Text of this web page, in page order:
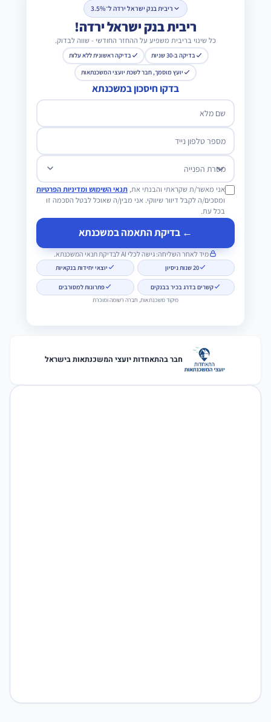
ריבית בנק ישראל ירדה ל־3.5%
ריבית בנק ישראל ירדה!
כל שינוי בריבית משפיע על ההחזר החודשי - שווה לבדוק.
בדיקה ב-30 שניות
בדיקה ראשונית ללא עלות
יועץ מוסמך, חבר לשכת יועצי המשכנתאות
בדקו חיסכון במשכנתא
שם מלא
מספר טלפון נייד
מטרת הפנייה
אני מאשר/ת שקראתי והבנתי את, תנאי השימוש ומדיניות הפרטיות
ומסכים/ה לקבל דיוור שיווקי. אני מבין/ה שאוכל לבטל הסכמה זו
בכל עת.
← בדיקת התאמה במשכנתא
מיד לאחר השליחה: גישה לכלי AI לבדיקת תנאי המשכנתא.
20 שנות ניסיון יוצאי יחידות בנקאיות
קשרים בדרג בכיר בבנקים פתרונות למסורבים
מיקוד משכנתאות, חברה רשומה ומוכרת
חבר בהתאחדות יועצי המשכנתאות בישראל